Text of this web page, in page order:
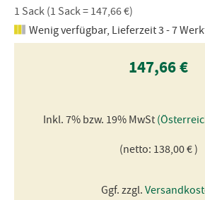
1 Sack (1 Sack = 147,66 €)
Wenig verfügbar, Lieferzeit 3 - 7
147,66 €
Inkl. 7% bzw. 19% MwSt
(netto: 138,00 € )
Ggf. zzgl.